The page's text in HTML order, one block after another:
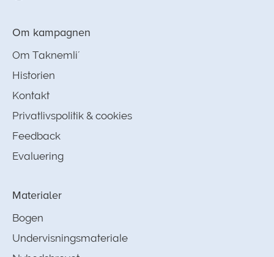
Om kampagnen
Om Taknemli´
Historien
Kontakt
Privatlivspolitik & cookies
Feedback
Evaluering
Materialer
Bogen
Undervisningsmateriale